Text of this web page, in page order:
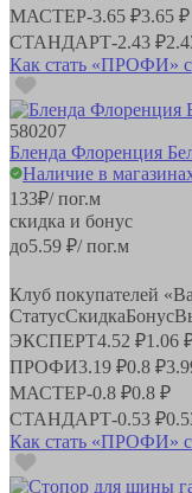
МАСТЕР-3.65 ₽3.65 ₽
СТАНДАРТ-2.43 ₽
Как стать «ПРОФИ»
580207
Бленда Флоренция
Наличие в
133₽/ пог.м
скидка и бонус
до5.59 ₽/ пог.м
Клуб покупателей
СтатусСкидкаБонус
ЭКСПЕРТ4.52 ₽1.06
ПРОФИ3.19 ₽0.8 ₽
МАСТЕР-0.8 ₽0.8 ₽
СТАНДАРТ-0.53 ₽
Как стать «ПРОФИ»